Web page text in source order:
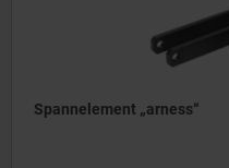
Spannelement „arness“